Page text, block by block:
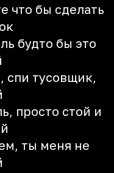
что бы сделать
будто бы это
спи тусовщик,
просто стой и
ты меня не